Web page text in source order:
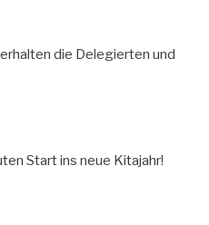
die Delegierten und
Start ins neue Kitajahr!